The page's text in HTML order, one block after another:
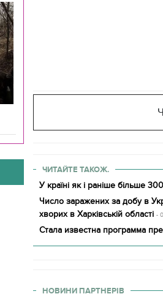
ЧИТАЙТЕ ТАКОЖ.
У країні як і раніше більше
Число заражених за добу в
хворих в Харківській області -
Стала известна программа
НОВИНИ ПАРТНЕРІВ